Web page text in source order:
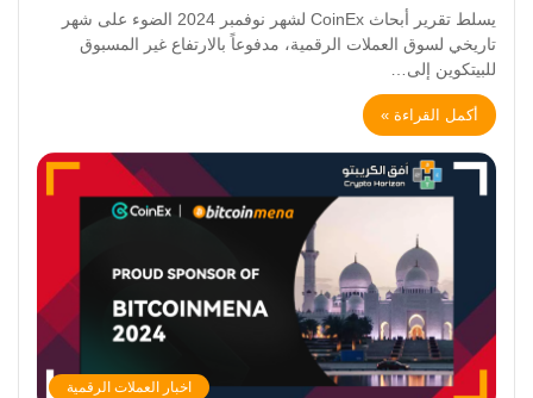
يسلط تقرير أبحاث CoinEx لشهر نوفمبر 2024 الضوء على شهر
تاريخي لسوق العملات الرقمية، مدفوعاً بالارتفاع غير المسبوق
للبيتكوين إلى…
أكمل القراءة »
اخبار العملات الرقمية